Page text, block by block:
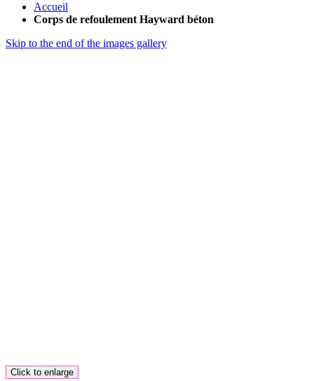
Accueil
Corps de refoulement Hayward béton
Skip to the end of the images gallery
Click to enlarge